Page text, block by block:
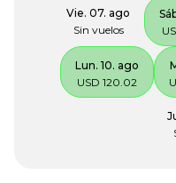
Vie. 07. ago
Sin vuelos
Lun. 10. ago
USD 120.02